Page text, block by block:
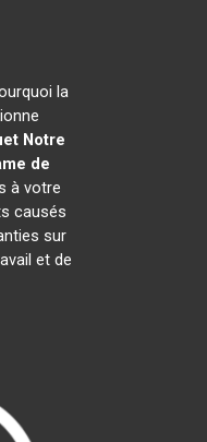
la
Notre
de
à votre
causés
sur
et de